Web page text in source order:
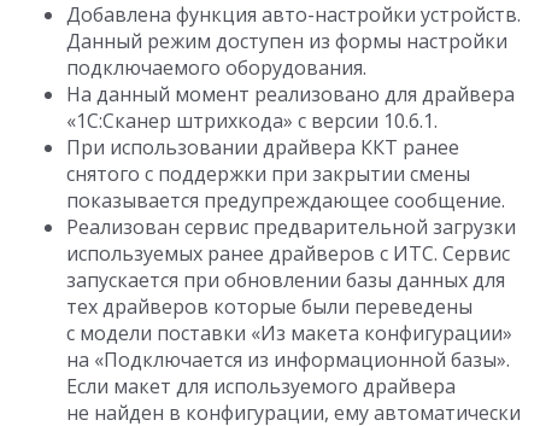
Добавлена функция авто-настройки устройств.
Данный режим доступен из формы настройки
подключаемого оборудования.
На данный момент реализовано для драйвера
«1С:Сканер штрихкода» с версии 10.6.1.
При использовании драйвера ККТ ранее
снятого с поддержки при закрытии смены
показывается предупреждающее сообщение.
Реализован сервис предварительной загрузки
используемых ранее драйверов с ИТС. Сервис
запускается при обновлении базы данных для
тех драйверов которые были переведены
с модели поставки «Из макета конфигурации»
на «Подключается из информационной базы».
Если макет для используемого драйвера
не найден в конфигурации, ему автоматически